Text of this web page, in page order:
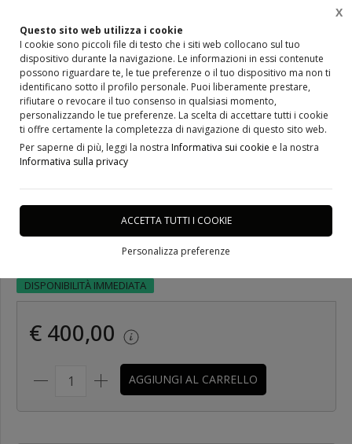
Questo sito web utilizza i cookie
I cookie sono piccoli file di testo che i siti web collocano sul tuo
dispositivo durante la navigazione. Le informazioni in essi contenute
possono riguardare te, le tue preferenze o il tuo dispositivo ma non ti
identificano sotto il profilo personale. Puoi liberamente prestare,
rifiutare o revocare il tuo consenso in qualsiasi momento,
personalizzando le tue preferenze. La scelta di accettare tutti i cookie
ti offre certamente la completezza di navigazione di questo sito web.
Per saperne di più, leggi la nostra Informativa sui cookie e la nostra
Informativa sulla privacy
ACCETTA TUTTI I COOKIE
Personalizza preferenze
X
Home Abbigliamento, Cerimonia, Costumi e abiti per la Danza, Accessori e Scarpe
ULTIMO PEZZO
Abito da donna Lidya Dance
per la danza standard
DISPONIBILITÀ IMMEDIATA
€ 400,00
AGGIUNGI AL CARRELLO